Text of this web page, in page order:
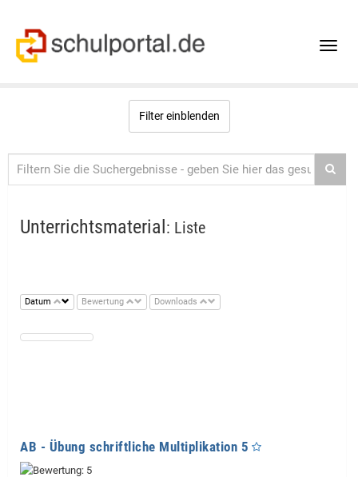
Toggle
Filter einblenden
Unterrichtsmaterial : Liste
Datum Bewertung Downloads
AB - Übung schriftliche Multiplikation 5